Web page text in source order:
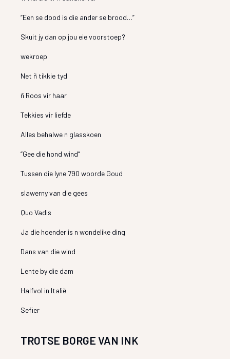
“Een se dood is die ander se brood…”
Skuit jy dan op jou eie voorstoep?
wekroep
Net ñ tikkie tyd
ñ Roos vir haar
Tekkies vir liefde
Alles behalwe n glasskoen
“Gee die hond wind”
Tussen die lyne 790 woorde Goud
slawerny van die gees
Quo Vadis
Ja die hoender is n wondelike ding
Dans van die wind
Lente by die dam
Halfvol in Italië
Sefier
TROTSE BORGE VAN INK